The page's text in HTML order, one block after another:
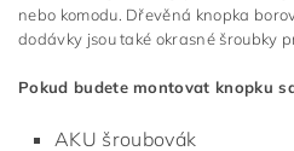
nebo komodu. Dřevěná knopka
dodávky jsou také okrasné šroubky
Pokud budete montovat knopku
AKU šroubovák